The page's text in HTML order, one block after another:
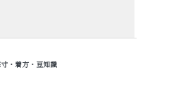
・着方・豆知識